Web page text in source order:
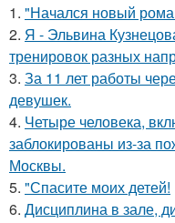
1. "Начался новый
2. Я - Эльвина
тренировок разных
3. За 11 лет работы
девушек.
4. Четыре человека,
заблокированы из-за
Москвы.
5. "Спасите моих детей!
6. Дисциплина в зале,